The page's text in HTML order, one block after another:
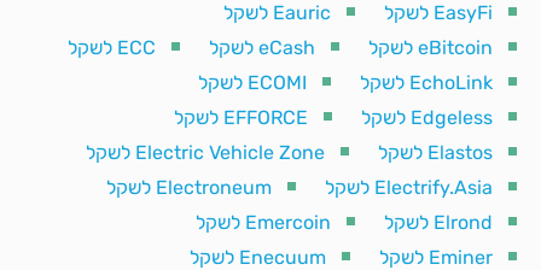
EasyFi לשקל
Eauric לשקל
eBitcoin לשקל
eCash לשקל
ECC לשקל
EchoLink לשקל
ECOMI לשקל
Edgeless לשקל
EFFORCE לשקל
Elastos לשקל
Electric Vehicle Zone לשקל
Electrify.Asia לשקל
Electroneum לשקל
Elrond לשקל
Emercoin לשקל
Eminer לשקל
Enecuum לשקל